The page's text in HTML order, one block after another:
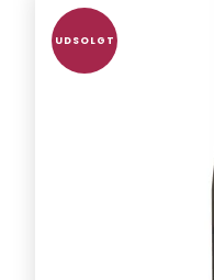
UDSOLGT